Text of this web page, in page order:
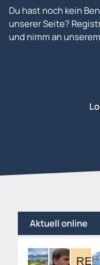
Du hast noch kein
unserer Seite?
und nimm an
Aktuell online